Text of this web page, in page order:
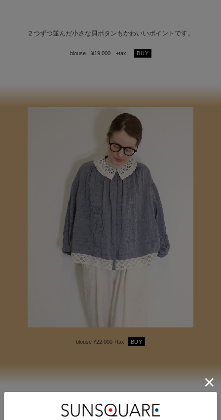
２つずつ並んだ小さな貝ボタンもかわいいポイントです。
blouse ¥19,000 +tax BUY
blouse ¥22,000 +tax BUY